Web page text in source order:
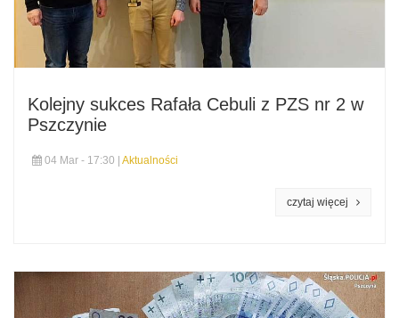
Kolejny sukces Rafała Cebuli z PZS nr 2 w
Pszczynie
04 Mar - 17:30 | Aktualności